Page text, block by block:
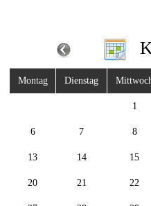
Montag Dienstag
1
6 7 8
13 14 15
20 21 22